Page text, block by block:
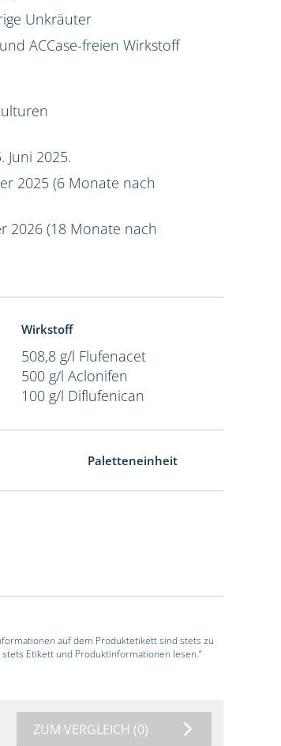
Unkräuter
ACCase-freien Wirkstoff
Juni 2025.
2025 (6 Monate nach
2026 (18 Monate nach
Wirkstoff
508,8 g/l Flufenacet
500 g/l Aclonifen
100 g/l Diflufenican
Paletteneinheit
auf dem Produktetikett sind stets zu
Etikett und Produktinformationen lesen.“
ZUM VERGLEICH (0)